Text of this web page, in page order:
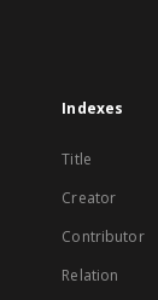
Indexes
Title
Creator
Contributor
Relation